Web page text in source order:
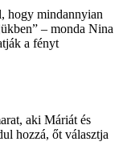
hogy mindannyian
– monda Nina
a fényt
aki Máriát és
hozzá, őt választja